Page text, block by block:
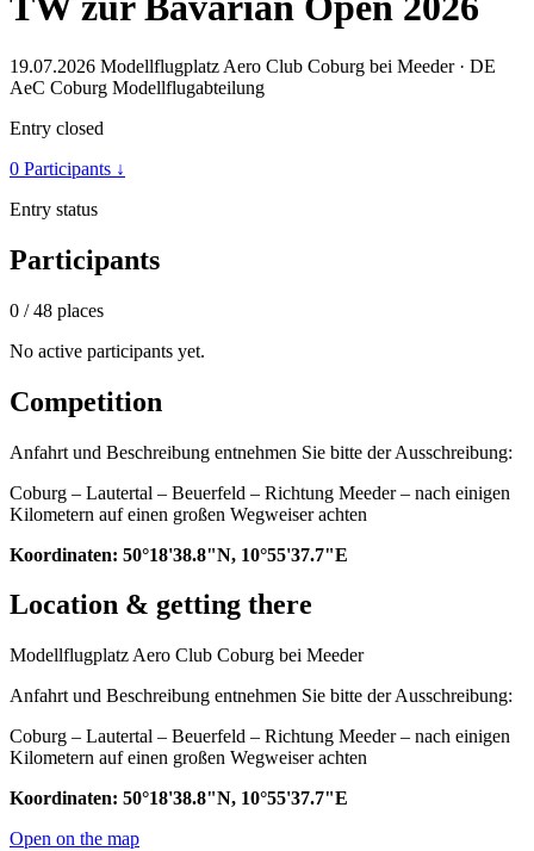
19.07.2026 Modellflugplatz Aero Club Coburg bei Meeder · DE
AeC Coburg Modellflugabteilung
Entry closed
0 Participants ↓
Entry status
Participants
0 / 48 places
No active participants yet.
Competition
Anfahrt und Beschreibung entnehmen Sie bitte der Ausschreibung:
Coburg – Lautertal – Beuerfeld – Richtung Meeder – nach einigen
Kilometern auf einen großen Wegweiser achten
Koordinaten: 50°18'38.8"N, 10°55'37.7"E
Location & getting there
Modellflugplatz Aero Club Coburg bei Meeder
Anfahrt und Beschreibung entnehmen Sie bitte der Ausschreibung:
Coburg – Lautertal – Beuerfeld – Richtung Meeder – nach einigen
Kilometern auf einen großen Wegweiser achten
Koordinaten: 50°18'38.8"N, 10°55'37.7"E
Open on the map